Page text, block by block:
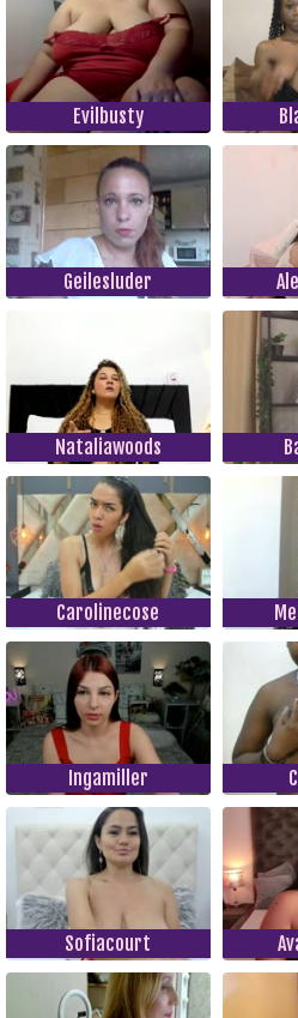
Evilbusty
Geilesluder
Nataliawoods
Carolinecose
Ingamiller
Sofiacourt